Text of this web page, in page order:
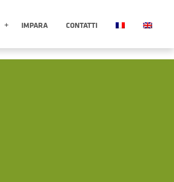
IMPARA CONTATTI